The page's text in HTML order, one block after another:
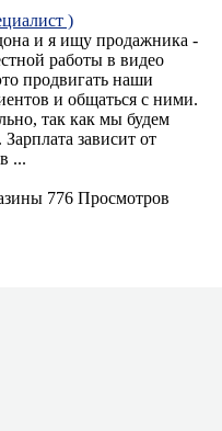
)
и я ищу продажника -
работы в видео
продвигать наши
и общаться с ними.
так как мы будем
зависит от
...
776 Просмотров